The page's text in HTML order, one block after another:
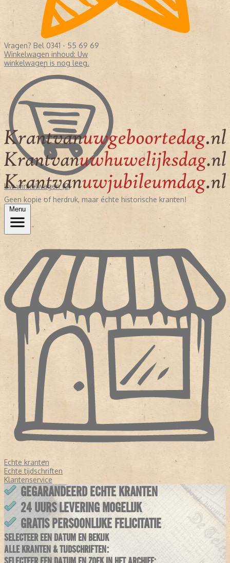
Vragen? Bel 0341 - 55 69 69
Winkelwagen inhoud: Uw
winkelwagen is nog leeg.
Uw winkelwagen (0)
Geen kopie of herdruk, maar échte historische kranten!
Menu
Echte kranten
Echte tijdschriften
Klantenservice
GEGARANDEERD ECHTE KRANTEN
24 UURS LEVERING MOGELIJK
GRATIS PERSOONLIJKE FELICITATIE
SELECTEER EEN DATUM EN BEKIJK
ALLE KRANTEN & TIJDSCHRIFTEN: